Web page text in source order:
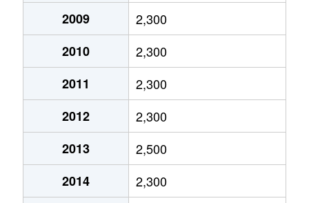
3,800万円
2,800万円
大字中新田
1,700万円
大字根岸
15,000万円
大字東三ツ木
3,400万円
大字東三ツ木
4,000万円
2009
2,300
2010
2,300
2011
2,300
2012
2,300
2013
2,500
2014
2,300